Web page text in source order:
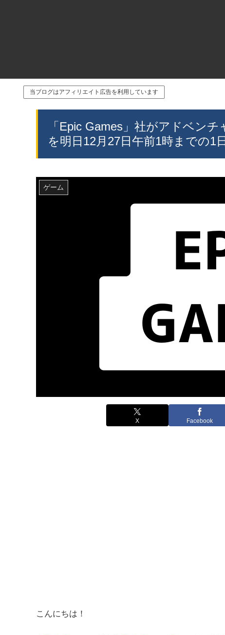
当ブログはアフィリエイト広告を利用しています
「Epic Games」社がアドベンチ
を明日12月27日午前1時までの1
ゲーム
X Facebook
こんにちは！